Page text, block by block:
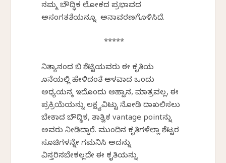
ನಮ್ಮ ಬೌದ್ಧಿಕ ಲೋಕದ ಪ್ರಭಾವದ
ಅಸಂಗತತೆಯನ್ನೂ ಅನಾವರಣಗೊಳಿಸಿದೆ.
*****
ನಿತ್ಯಾನಂದ ಬಿ ಶೆಟ್ಟಿಯವರು ಈ ಕೃತಿಯ
ಕೊನೆಯಲ್ಲಿ ಹೇಳಿದಂತೆ ಆಳವಾದ ಒಂದು
ಅಧ್ಯಯನಕ್ಕೆ ಇದೊಂದು ಆಹ್ವಾನ, ಮಾತ್ರವಲ್ಲ, ಈ
ಪ್ರಕ್ರಿಯೆಯನ್ನು ಲಕ್ಷ್ಯವಿಟ್ಟು ನೋಡಿ ದಾಖಲಿಸಲು
ಬೇಕಾದ ಬೌದ್ಧಿಕ, ತಾತ್ವಿಕ vantage pointನ್ನು
ಅವರು ನೀಡಿದ್ದಾರೆ. ಮುಂದಿನ ಕೃತಿಗಳೆಲ್ಲಾ ಶೆಟ್ಟರ
ಸೂಚಿಗಳನ್ನೇ ಗಮನಿಸಿ ಅದನ್ನು
ವಿಸ್ತರಿಸಬೇಕಲ್ಲದೇ ಈ ಕೃತಿಯನ್ನು